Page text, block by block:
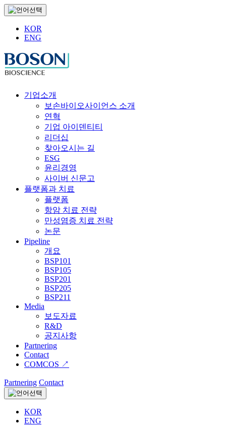
KOR
ENG
기업소개
보손바이오사이언스 소개
연혁
기업 아이덴티티
리더십
찾아오시는 길
ESG
윤리경영
사이버 신문고
플랫폼과 치료
플랫폼
항암 치료 전략
만성염증 치료 전략
논문
Pipeline
개요
BSP101
BSP105
BSP201
BSP205
BSP211
Media
보도자료
R&D
공지사항
Partnering
Contact
COMCOS ↗
Partnering Contact
KOR
ENG